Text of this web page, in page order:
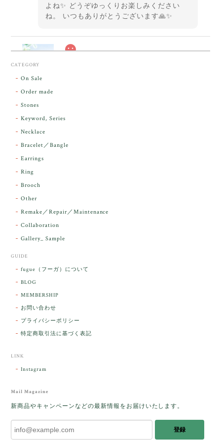
よね✨ どうぞゆっくりお楽しみください
ね。 いつもありがとうございます🙏✨
ンダラで感動しました。素敵な箱と和紙で石を包んで
下さり、ありがとうございました。
レビューをありがとうございます。 実物を
こそ この度は誠にありがとうございまし
た人に幸せが訪れる」という言い伝えがあるケサラン
パサラン。とっても素敵です。メッセージでは色々記
憶違いもありましたが、またいつかお会いして楽しい
した。
をあたたかく迎え入れてくださり とても嬉
しく思います。 この石のふわりとした光を
ランパサラン」でした。これからはT様の
傍で そっと見守ってくれるのではないかな
CATEGORY
On Sale
Order made
Stones
Keyword, Series
Necklace
Bracelet／Bangle
Earrings
Ring
Brooch
Other
Remake／Repair／Maintenance
Collaboration
Gallery_ Sample
GUIDE
fugue（フーガ）について
BLOG
MEMBERSHIP
お問い合わせ
プライバシーポリシー
特定商取引法に基づく表記
LINK
Instagram
Mail Magazine
新商品やキャンペーンなどの最新情報をお届けいたします。
登録